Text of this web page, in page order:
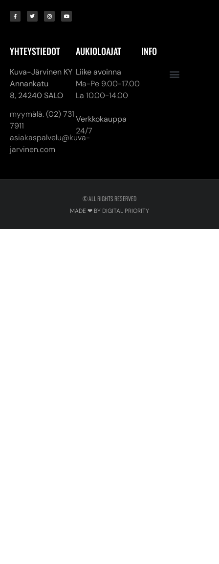
YHTEYSTIEDOT
Kuva-Järvinen KY
Annankatu
8, 24240 SALO
myymälä. (02) 731
7911
asiakaspalvelu@kuva-
jarvinen.com
AUKIOLOAJAT
Liike avoinna
Ma-Pe 9.00-17.00
La 10.00-14.00
Verkkokauppa
24/7
INFO
© ALL RIGHTS RESERVED
MADE ❤ BY DIGITAL PRIORITY